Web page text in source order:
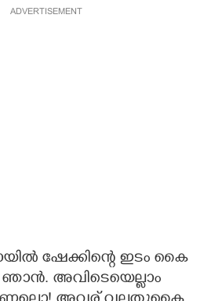
ADVERTISEMENT
ഷേക്കിന്റെ ഇടം കൈ
അവിടെയെല്ലാം